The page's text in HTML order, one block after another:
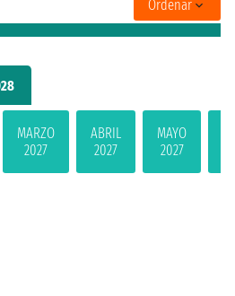
MARZO
2027
ABRIL
2027
MAYO
2027
Ordenar